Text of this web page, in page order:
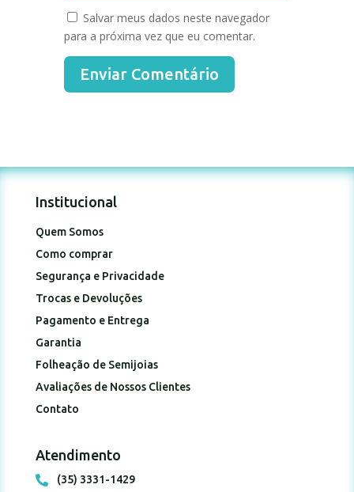
Salvar meus dados neste navegador
para a próxima vez que eu comentar.
Enviar Comentário
Institucional
Quem Somos
Como comprar
Segurança e Privacidade
Trocas e Devoluções
Pagamento e Entrega
Garantia
Folheação de Semijoias
Avaliações de Nossos Clientes
Contato
Atendimento
 (35) 3331-1429